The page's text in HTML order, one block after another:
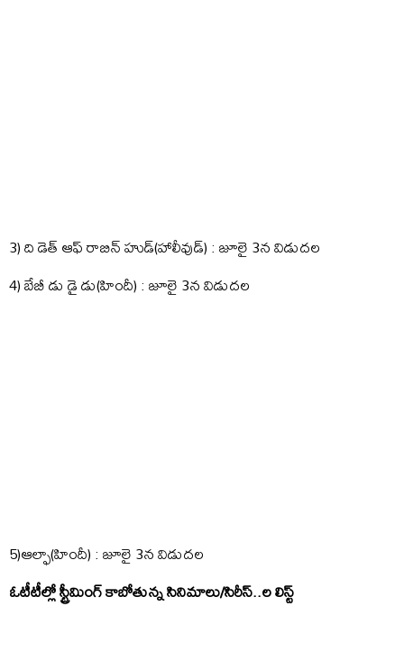
3) ది డెత్ ఆఫ్ రాబిన్ హుడ్(హాలీవుడ్) : జూలై 3న విడుదల
4) బేబీ డు డై డు(హిందీ) : జూలై 3న విడుదల
5)ఆల్ఫా(హిందీ) : జూలై 3న విడుదల
ఓటీటీల్లో స్ట్రీమింగ్ కాబోతున్న సినిమాలు/సిరీస్..ల లిస్ట్